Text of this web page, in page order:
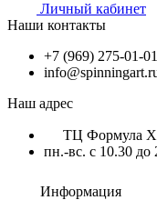
Личный кабинет
Наши контакты
+7 (969) 275-01-01
Наш адрес
ТЦ Формула
пн.-вс. с 10.30 до
Информация